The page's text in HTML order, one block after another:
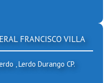
FRANCISCO VILLA
, Lerdo Durango CP.